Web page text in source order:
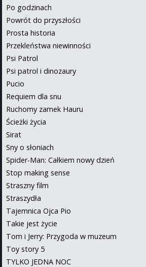
Po godzinach
Powrót do przyszłości
Prosta historia
Przekleństwa niewinności
Psi Patrol
Psi patrol i dinozaury
Pucio
Requiem dla snu
Ruchomy zamek Hauru
Ścieżki życia
Sirat
Sny o słoniach
Spider-Man: Całkiem nowy dzień
Stop making sense
Straszny film
Straszydła
Tajemnica Ojca Pio
Takie jest życie
Tom i Jerry: Przygoda w muzeum
Toy story 5
TYLKO JEDNA NOC